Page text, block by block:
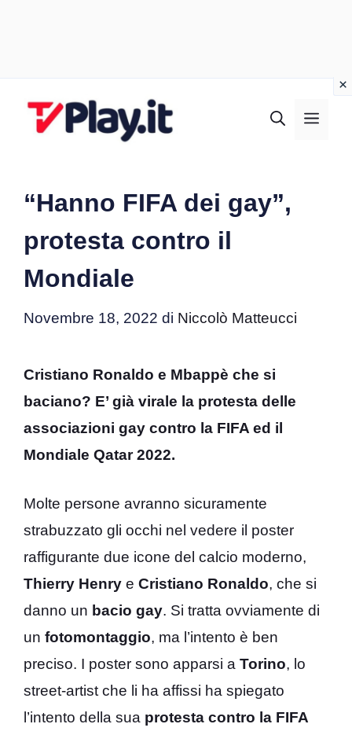
“Hanno FIFA dei gay”,
protesta contro il
Mondiale
Novembre 18, 2022 di Niccolò Matteucci
Cristiano Ronaldo e Mbappè che si
baciano? E’ già virale la protesta delle
associazioni gay contro la FIFA ed il
Mondiale Qatar 2022.
Molte persone avranno sicuramente
strabuzzato gli occhi nel vedere il poster
raffigurante due icone del calcio moderno,
Thierry Henry e Cristiano Ronaldo, che si
danno un bacio gay. Si tratta ovviamente di
un fotomontaggio, ma l’intento è ben
preciso. I poster sono apparsi a Torino, lo
street-artist che li ha affissi ha spiegato
l’intento della sua protesta contro la FIFA